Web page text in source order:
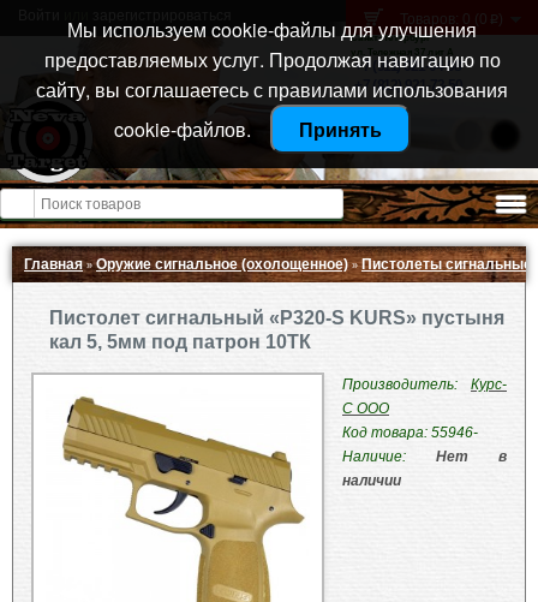
Санкт-Петербург
ул. Тележная 37 лит А
+7 (911) 021-04-08
+7 (812) 921-73-50
Товаров: 0 (0 p )
Открыть меню
Главная»Оружие сигнальное (охолощенное) » Пистолеты сигнальные
Пистолет сигнальный «P320-S KURS» пустыня
кал 5, 5мм под патрон 10ТК
Производитель:
Курс-
С ООО
Код товара: 55946-
Наличие: Нет в
наличии
Мы используем cookie-файлы для улучшения
предоставляемых услуг. Продолжая навигацию по
сайту, вы соглашаетесь с правилами использования
cookie-файлов.
Принять